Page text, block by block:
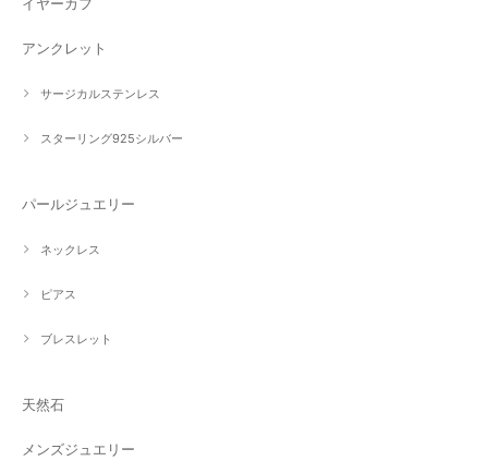
イヤーカフ
アンクレット
サージカルステンレス
スターリング925シルバー
パールジュエリー
ネックレス
ピアス
ブレスレット
天然石
メンズジュエリー